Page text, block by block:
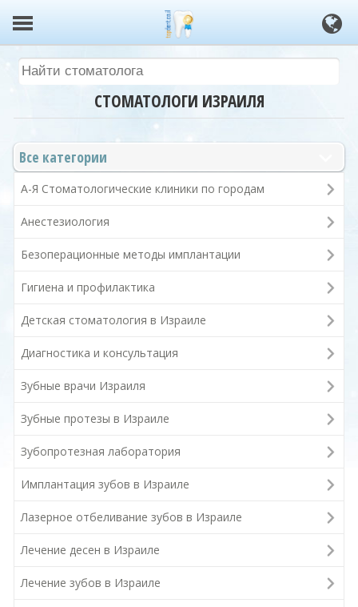
СТОМАТОЛОГИ ИЗРАИЛЯ
Все категории
А-Я Стоматологические клиники по городам
Анестезиология
Безоперационные методы имплантации
Гигиена и профилактика
Детская стоматология в Израиле
Диагностика и консультация
Зубные врачи Израиля
Зубные протезы в Израиле
Зубопротезная лаборатория
Имплантация зубов в Израиле
Лазерное отбеливание зубов в Израиле
Лечение десен в Израиле
Лечение зубов в Израиле